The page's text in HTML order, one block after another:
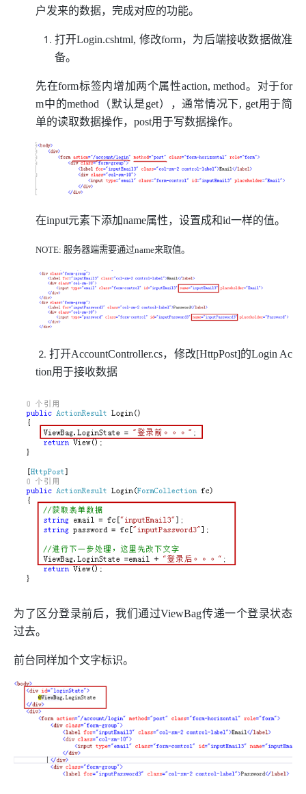
户发来的数据，完成对应的功能。
打开Login.cshtml, 修改form，为后端接收数据做准
备。
先在form标签内增加两个属性action, method。对于for
m中的method（默认是get），通常情况下, get用于简
单的读取数据操作，post用于写数据操作。
在input元素下添加name属性，设置成和id一样的值。
NOTE: 服务器端需要通过name来取值。
2.打开AccountController.cs，修改[HttpPost]的Login Ac
tion用于接收数据
为了区分登录前后，我们通过ViewBag传递一个登录状态
过去。
前台同样加个文字标识。